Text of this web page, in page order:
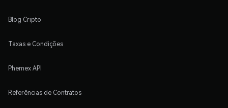
Blog Cripto
Taxas e Condições
Phemex API
Referências de Contratos